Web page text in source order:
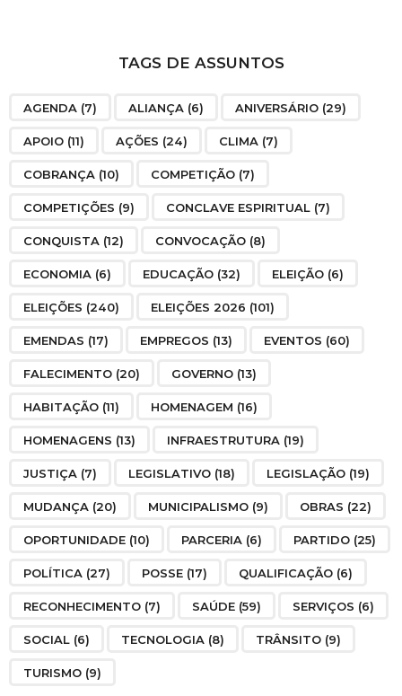
TAGS DE ASSUNTOS
AGENDA (7) ALIANÇA (6) ANIVERSÁRIO (29)
APOIO (11) AÇÕES (24) CLIMA (7)
COBRANÇA (10) COMPETIÇÃO (7)
COMPETIÇÕES (9) CONCLAVE ESPIRITUAL (7)
CONQUISTA (12) CONVOCAÇÃO (8)
ECONOMIA (6) EDUCAÇÃO (32) ELEIÇÃO (6)
ELEIÇÕES (240) ELEIÇÕES 2026 (101)
EMENDAS (17) EMPREGOS (13) EVENTOS (60)
FALECIMENTO (20) GOVERNO (13)
HABITAÇÃO (11) HOMENAGEM (16)
HOMENAGENS (13) INFRAESTRUTURA (19)
JUSTIÇA (7) LEGISLATIVO (18) LEGISLAÇÃO (19)
MUDANÇA (20) MUNICIPALISMO (9) OBRAS (22)
OPORTUNIDADE (10) PARCERIA (6) PARTIDO (25)
POLÍTICA (27) POSSE (17) QUALIFICAÇÃO (6)
RECONHECIMENTO (7) SAÚDE (59) SERVIÇOS (6)
SOCIAL (6) TECNOLOGIA (8) TRÂNSITO (9)
TURISMO (9)